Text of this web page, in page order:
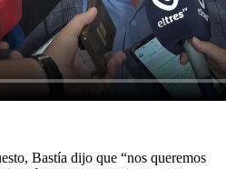
Bastía dijo que “nos queremos